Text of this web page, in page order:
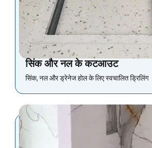
सिंक और नल के कटआउट
सिंक, नल और ड्रेनेज होल के लिए स्वचालित ड्रिलिंग